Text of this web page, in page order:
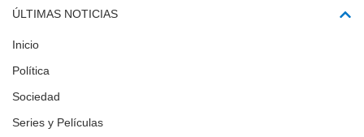
ÚLTIMAS NOTICIAS
Inicio
Política
Sociedad
Series y Películas